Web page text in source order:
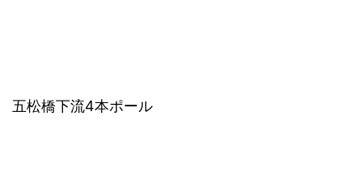
五松橋下流4本ポール